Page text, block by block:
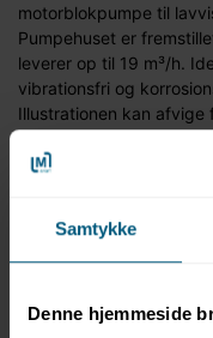
Samtykke
Denne hjemmeside
motorblokpumpe til
Pumpehuset er
leverer op til 19 m³/h.
vibrationsfri og
Illustrationen kan